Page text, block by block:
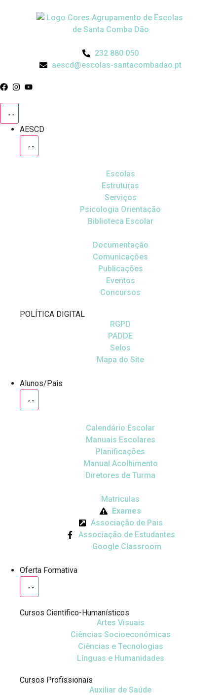
232 880 050
aescd@escolas-santacombadao.pt
AESCD
Escolas
Estruturas
Serviços
Psicologia Orientação
Biblioteca Escolar
Documentação
Comunicações
Publicações
Eventos
Concursos
POLÍTICA DIGITAL
RGPD
PADDE
Selos
Mapa do Site
Alunos/Pais
Calendário Escolar
Manuais Escolares
Planificações
Manual Acolhimento
Diretores de Turma
Matriculas
Exames
Associação de Pais
Associação de Estudantes
Google Classroom
Oferta Formativa
Cursos Científico-Humanísticos
Artes Visuais
Ciências Socioeconómicas
Ciências e Tecnologias
Línguas e Humanidades
Cursos Profissionais
Auxiliar de Saúde